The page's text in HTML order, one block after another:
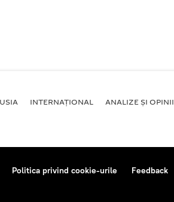
INTERNAŢIONAL ANALIZE ȘI OPINII
Politica privind cookie-urile Feedback